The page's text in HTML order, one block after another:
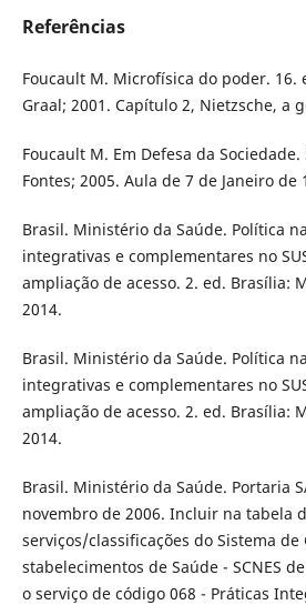
Referências
Foucault M. Microfísica do poder. 16.
Graal; 2001. Capítulo 2, Nietzsche, a
Foucault M. Em Defesa da
Fontes; 2005. Aula de 7 de Janeiro de
Brasil. Ministério da Saúde. Política
integrativas e complementares no
ampliação de acesso. 2. ed. Brasília:
2014.
Brasil. Ministério da Saúde. Política
integrativas e complementares no
ampliação de acesso. 2. ed. Brasília:
2014.
Brasil. Ministério da Saúde. Portaria
novembro de 2006. Incluir na tabela
serviços/classificações do Sistema
stabelecimentos de Saúde - SCNES
o serviço de código 068 - Práticas